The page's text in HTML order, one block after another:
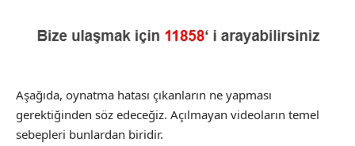
Aşağıda, oynatma hatası çıkanların ne yapması
gerektiğinden söz edeceğiz. Açılmayan videoların temel
sebepleri bunlardan biridir.